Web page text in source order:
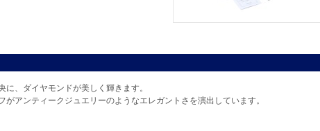
、ダイヤモンドが美しく輝きます。
アンティークジュエリーのようなエレガントさを演出しています。